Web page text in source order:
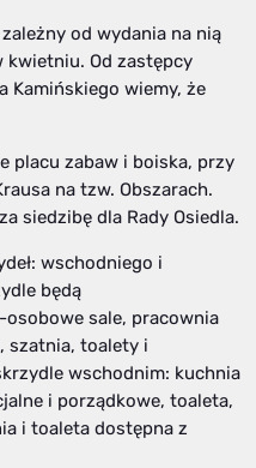
od wydania na nią
kwietniu. Od zastępcy
Kamińskiego wiemy, że
placu zabaw i boiska, przy
na tzw. Obszarach.
siedzibę dla Rady Osiedla.
wschodniego i
będą
sale, pracownia
szatnia, toalety i
wschodnim: kuchnia
i porządkowe, toaleta,
i toaleta dostępna z